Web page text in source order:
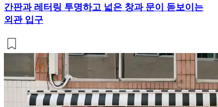
간판과 레터링 투명하고 넓은 창과 문이 돋보이는
외관 입구